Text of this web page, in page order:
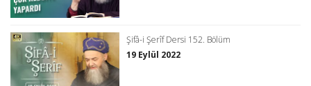
Şifâ-i Şerîf Dersi 152. Bölüm
19 Eylül 2022